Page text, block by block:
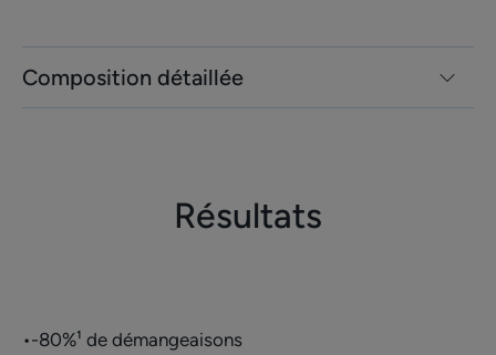
Composition détaillée
Résultats
•-80%¹ de démangeaisons